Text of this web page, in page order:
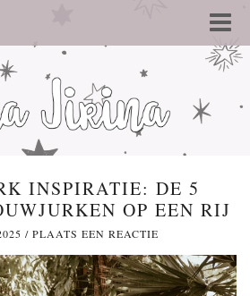
INSPIRATIE: DE 5
OP EEN RIJ
/ PLAATS EEN REACTIE